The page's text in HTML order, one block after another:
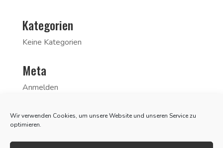
Wir verwenden Cookies, um unsere Website und unseren Service zu
optimieren.
Kategorien
Keine Kategorien
Meta
Anmelden
Kommentar-Feed
WordPress.org